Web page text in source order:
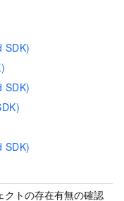
SDK)
SDK)
SDK)
クトの存在有無の確認